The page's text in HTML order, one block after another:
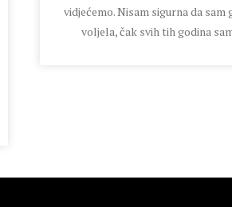
vidjećemo. Nisam sigurna da sam
voljela, čak svih tih godina sam